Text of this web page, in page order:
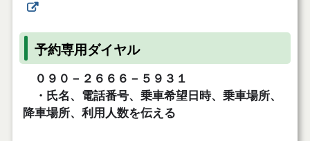
予約専用ダイヤル
０９０－２６６６－５９３１
・氏名、電話番号、乗車希望日時、乗車場所、
降車場所、利用人数を伝える